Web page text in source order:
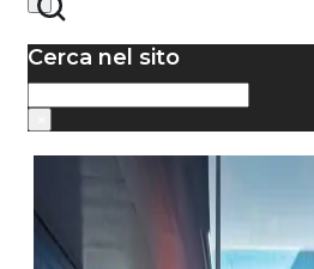
Cerca nel sito